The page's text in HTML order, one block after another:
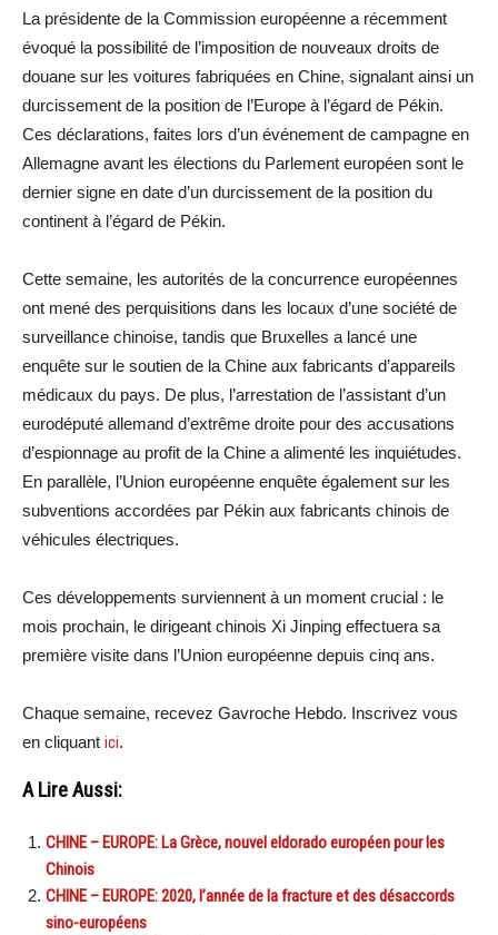
La présidente de la Commission européenne a récemment
évoqué la possibilité de l’imposition de nouveaux droits de
douane sur les voitures fabriquées en Chine, signalant ainsi un
durcissement de la position de l’Europe à l’égard de Pékin.
Ces déclarations, faites lors d’un événement de campagne en
Allemagne avant les élections du Parlement européen sont le
dernier signe en date d’un durcissement de la position du
continent à l’égard de Pékin.
Cette semaine, les autorités de la concurrence européennes
ont mené des perquisitions dans les locaux d’une société de
surveillance chinoise, tandis que Bruxelles a lancé une
enquête sur le soutien de la Chine aux fabricants d’appareils
médicaux du pays. De plus, l’arrestation de l’assistant d’un
eurodéputé allemand d’extrême droite pour des accusations
d’espionnage au profit de la Chine a alimenté les inquiétudes.
En parallèle, l’Union européenne enquête également sur les
subventions accordées par Pékin aux fabricants chinois de
véhicules électriques.
Ces développements surviennent à un moment crucial : le
mois prochain, le dirigeant chinois Xi Jinping effectuera sa
première visite dans l’Union européenne depuis cinq ans.
Chaque semaine, recevez Gavroche Hebdo. Inscrivez vous
en cliquant ici.
A Lire Aussi:
CHINE – EUROPE: La Grèce, nouvel eldorado européen pour les
Chinois
CHINE – EUROPE: 2020, l’année de la fracture et des désaccords
sino-européens